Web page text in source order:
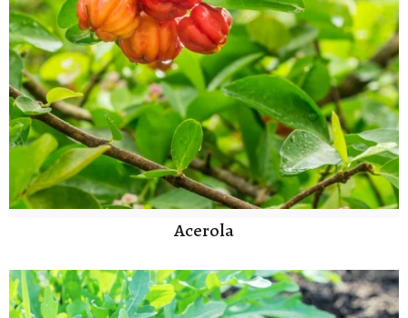
Acerola